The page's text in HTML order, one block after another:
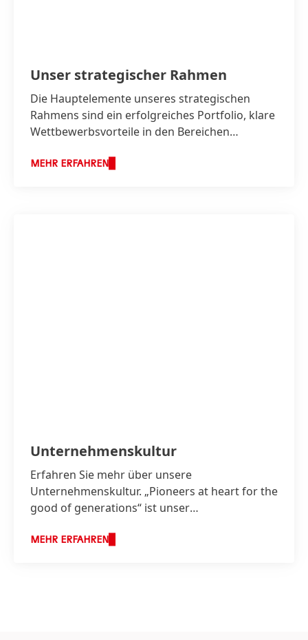
Unser strategischer Rahmen
Die Hauptelemente unseres strategischen
Rahmens sind ein erfolgreiches Portfolio, klare
Wettbewerbsvorteile in den Bereichen
sowie zukunftsfähige Geschäftsprozesse –
MEHR ERFAHREN
Unternehmenskultur
Erfahren Sie mehr über unsere
Unternehmenskultur. „Pioneers at heart for the
good of generations“ ist unser
vereint.
MEHR ERFAHREN